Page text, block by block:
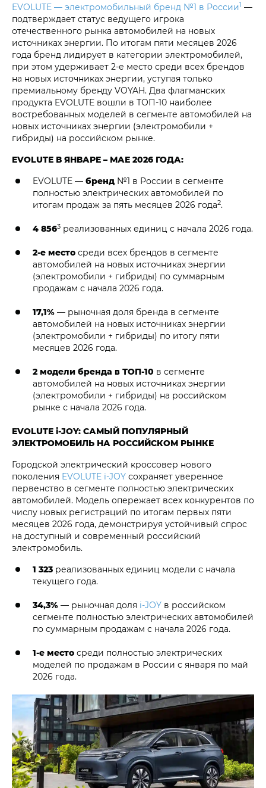
EVOLUTE — электромобильный бренд №1 в России1 —
подтверждает статус ведущего игрока
отечественного рынка автомобилей на новых
источниках энергии. По итогам пяти месяцев 2026
года бренд лидирует в категории электромобилей,
при этом удерживает 2-е место среди всех брендов
на новых источниках энергии, уступая только
премиальному бренду VOYAH. Два флагманских
продукта EVOLUTE вошли в ТОП-10 наиболее
востребованных моделей в сегменте автомобилей на
новых источниках энергии (электромобили +
гибриды) на российском рынке.
EVOLUTE В ЯНВАРЕ – МАЕ 2026 ГОДА:
EVOLUTE — бренд №1 в России в сегменте
полностью электрических автомобилей по
итогам продаж за пять месяцев 2026 года2.
4 8563 реализованных единиц с начала 2026 года.
2-е место среди всех брендов в сегменте
автомобилей на новых источниках энергии
(электромобили + гибриды) по суммарным
продажам с начала 2026 года.
17,1% — рыночная доля бренда в сегменте
автомобилей на новых источниках энергии
(электромобили + гибриды) по итогу пяти
месяцев 2026 года.
2 модели бренда в ТОП-10 в сегменте
автомобилей на новых источниках энергии
(электромобили + гибриды) на российском
рынке с начала 2026 года.
EVOLUTE i‑JOY: САМЫЙ ПОПУЛЯРНЫЙ
ЭЛЕКТРОМОБИЛЬ НА РОССИЙСКОМ РЫНКЕ
Городской электрический кроссовер нового
поколения EVOLUTE i‑JOY сохраняет уверенное
первенство в сегменте полностью электрических
автомобилей. Модель опережает всех конкурентов по
числу новых регистраций по итогам первых пяти
месяцев 2026 года, демонстрируя устойчивый спрос
на доступный и современный российский
электромобиль.
1 323 реализованных единиц модели с начала
текущего года.
34,3% — рыночная доля i‑JOY в российском
сегменте полностью электрических автомобилей
по суммарным продажам с начала 2026 года.
1-е место среди полностью электрических
моделей по продажам в России с января по май
2026 года.